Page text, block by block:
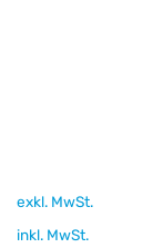
exkl. MwSt.
inkl. MwSt.